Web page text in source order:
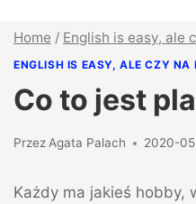
Home / English is easy, ale
ENGLISH IS EASY, ALE CZY NA
Co to jest
PrzezAgata Palach 2020-
Każdy ma jakieś hobby,